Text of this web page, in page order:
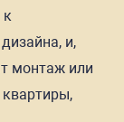
к
и,
монтаж или